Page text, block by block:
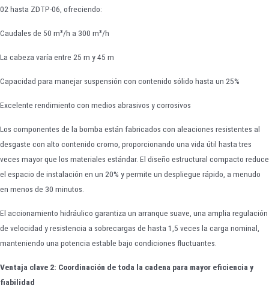
02 hasta ZDTP-06, ofreciendo:
Caudales de 50 m³/h a 300 m³/h
La cabeza varía entre 25 m y 45 m
Capacidad para manejar suspensión con contenido sólido hasta un 25%
Excelente rendimiento con medios abrasivos y corrosivos
Los componentes de la bomba están fabricados con aleaciones resistentes al
desgaste con alto contenido cromo, proporcionando una vida útil hasta tres
veces mayor que los materiales estándar. El diseño estructural compacto reduce
el espacio de instalación en un 20% y permite un despliegue rápido, a menudo
en menos de 30 minutos.
El accionamiento hidráulico garantiza un arranque suave, una amplia regulación
de velocidad y resistencia a sobrecargas de hasta 1,5 veces la carga nominal,
manteniendo una potencia estable bajo condiciones fluctuantes.
Ventaja clave 2: Coordinación de toda la cadena para mayor eficiencia y
fiabilidad